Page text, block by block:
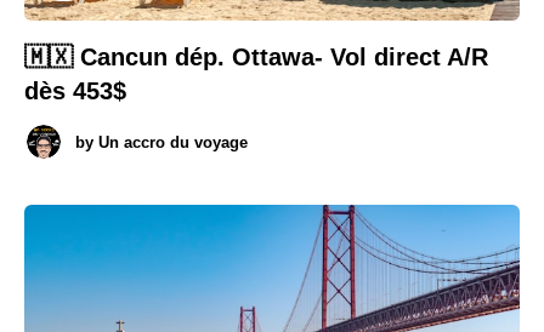
🇲🇽 Cancun dép. Ottawa- Vol direct A/R
dès 453$
by Un accro du voyage